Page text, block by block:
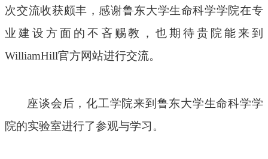
次交流收获颇丰 ，感谢鲁东大学生命科学学院在专
业建设方面的不吝赐教，也期待贵院能来到
WilliamHill官方网站进行交流。
座谈会后 ，化工学院来到鲁东大学生命科学学
院的实验室进行了参观与学习。